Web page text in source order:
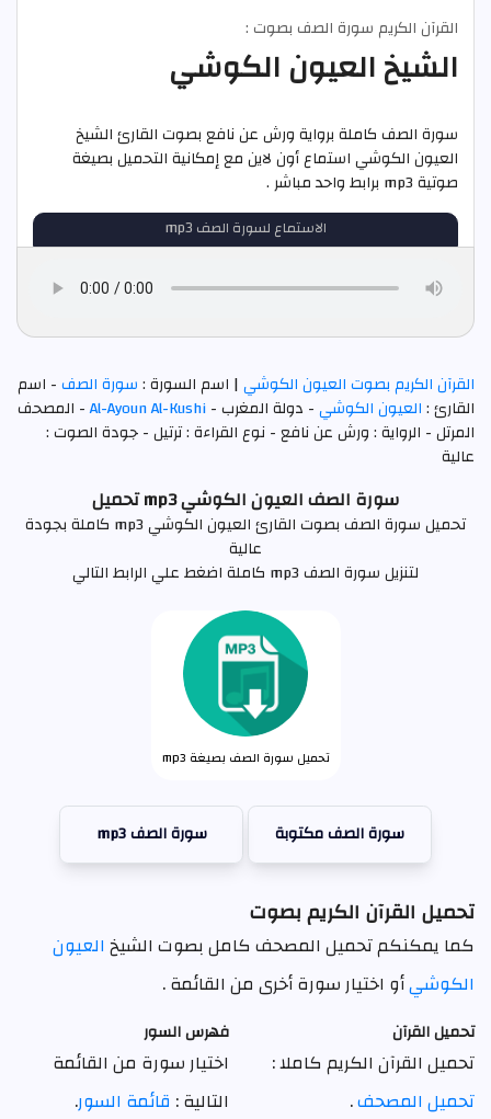
القرآن الكريم سورة الصف بصوت :
الشيخ العيون الكوشي
سورة الصف كاملة برواية ورش عن نافع بصوت القارئ الشيخ
العيون الكوشي استماع أون لاين مع إمكانية التحميل بصيغة
صوتية mp3 برابط واحد مباشر .
الاستماع لسورة الصف mp3
القرآن الكريم بصوت العيون الكوشي| اسم السورة :سورة الصف- اسم
القارئ :العيون الكوشي- دولة المغرب -Al-Ayoun Al-Kushi- المصحف
المرتل - الرواية : ورش عن نافع - نوع القراءة : ترتيل - جودة الصوت :
عالية
سورة الصف العيون الكوشي mp3 تحميل
تحميل سورة الصف بصوت القارئ العيون الكوشي mp3 كاملة بجودة
عالية
لتنزيل سورة الصف mp3 كاملة اضغط علي الرابط التالي
تحميل سورة الصف بصيغة mp3
سورة الصف مكتوبة سورة الصف mp3
تحميل القرآن الكريم بصوت
كما يمكنكم تحميل المصحف كامل بصوت الشيخ العيون
الكوشيأو اختيار سورة أخرى من القائمة .
تحميل القرآن
تحميل القرآن الكريم كاملا :
تحميل المصحف.
فهرس السور
اختيار سورة من القائمة
التالية : قائمة السور.